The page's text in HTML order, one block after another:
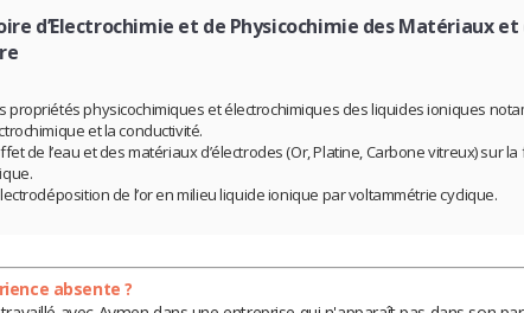
d’Electrochimie et de Physicochimie des Matériaux
propriétés physicochimiques et électrochimiques des liquides ioniques
et la conductivité.
de l’eau et des matériaux d’électrodes (Or, Platine, Carbone vitreux) sur
de l’or en milieu liquide ionique par voltammétrie cyclique.
absente ?